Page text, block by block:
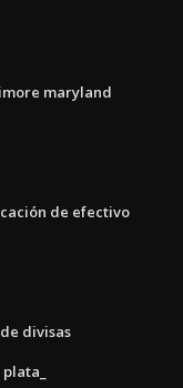
maryland
de efectivo
divisas